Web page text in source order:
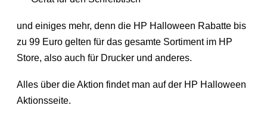
und einiges mehr, denn die HP Halloween Rabatte bis
zu 99 Euro gelten für das gesamte Sortiment im HP
Store, also auch für Drucker und anderes.
Alles über die Aktion findet man auf der HP Halloween
Aktionsseite.